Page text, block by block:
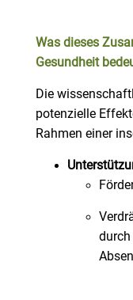
Was dieses
Gesundheit
Die
potenzielle
Rahmen einer